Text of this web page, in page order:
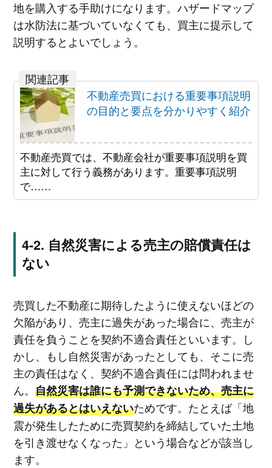
地を購入する手助けになります。ハザードマップ
は水防法に基づいていなくても、買主に提示して
説明するとよいでしょう。
不動産売買における重要事項説明
の目的と要点を分かりやすく紹介
不動産売買では、不動産会社が重要事項説明を買
主に対して行う義務があります。重要事項説明
で……
自然災害による売主の賠償責任は
ない
売買した不動産に期待したように使えないほどの
欠陥があり、売主に過失があった場合に、売主が
責任を負うことを契約不適合責任といいます。し
かし、もし自然災害があったとしても、そこに売
主の責任はなく、契約不適合責任には問われませ
ん。 自然災害は誰にも予測できないため、売主に
過失があるとはいえないためです。たとえば「地
震が発生したために売買契約を締結していた土地
を引き渡せなくなった」という場合などが該当し
ます。